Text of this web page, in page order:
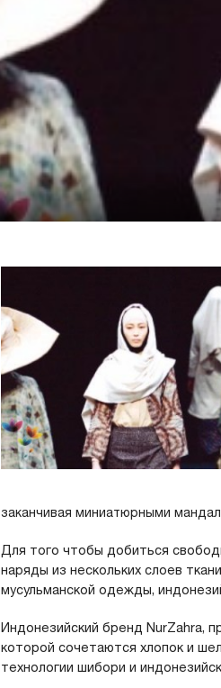
заканчивая миниатюрными
Для того чтобы добиться
наряды из нескольких слоев
мусульманской одежды,
Индонезийский бренд NurZahra,
которой сочетаются хлопок и
технологии шибори и